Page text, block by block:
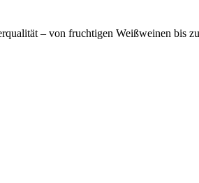
– von fruchtigen Weißweinen bis